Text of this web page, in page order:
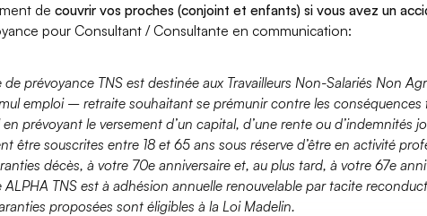
decouvrir vos proches (conjoint et enfants) si vous avez un
pour Consultant / Consultante en communication:
de prévoyance TNS est destinée aux Travailleurs Non-Salariés Non
emploi – retraite souhaitant se prémunir contre les conséquences
en prévoyant le versement d’un capital, d’une rente ou d’indemnités
être souscrites entre 18 et 65 ans sous réserve d’être en activité
décès, à votre 70e anniversaire et, au plus tard, à votre 67e
ALPHA TNS est à adhésion annuelle renouvelable par tacite
proposées sont éligibles à la Loi Madelin.